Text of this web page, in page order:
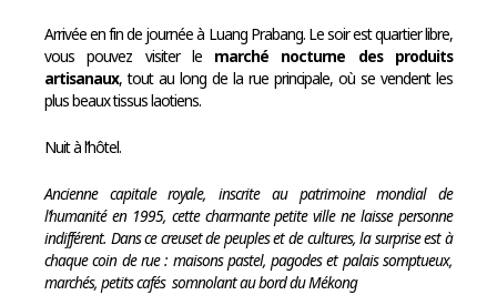
Arrivée en fin de journée à Luang Prabang. Le soir est quartier libre,
vous pouvez visiter le marché nocturne des produits
artisanaux, tout au long de la rue principale, où se vendent les
plus beaux tissus laotiens.
Nuit à l’hôtel.
Ancienne capitale royale, inscrite au patrimoine mondial de
l’humanité en 1995, cette charmante petite ville ne laisse personne
indifférent. Dans ce creuset de peuples et de cultures, la surprise est à
chaque coin de rue : maisons pastel, pagodes et palais somptueux,
marchés, petits cafés somnolant au bord du Mékong